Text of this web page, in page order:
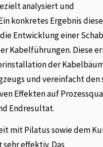
analysiert und
konkretes Ergebnis
Entwicklung einer
Kabelführungen. Diese
der
und vereinfacht den
Effekten auf
Endresultat.
mit Pilatus sowie dem
effektiv. Das